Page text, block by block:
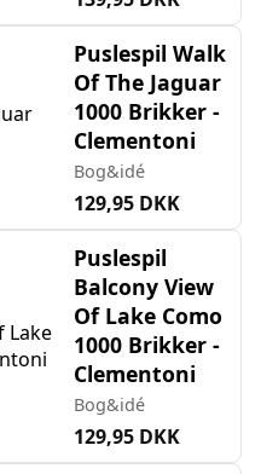
Puslespil Walk
Of The Jaguar
1000 Brikker -
Clementoni
Bog&idé
129,95 DKK
Puslespil
Balcony View
Of Lake Como
1000 Brikker -
Clementoni
Bog&idé
129,95 DKK